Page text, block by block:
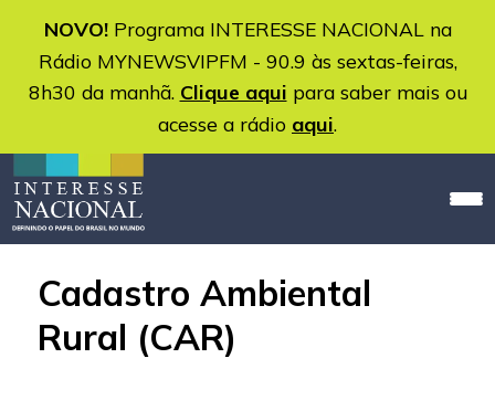
NOVO!Programa INTERESSE NACIONAL na
Rádio MYNEWSVIPFM - 90.9 às sextas-feiras,
8h30 da manhã. Clique aqui para saber mais ou
acesse a rádio aqui.
Cadastro Ambiental
Rural (CAR)